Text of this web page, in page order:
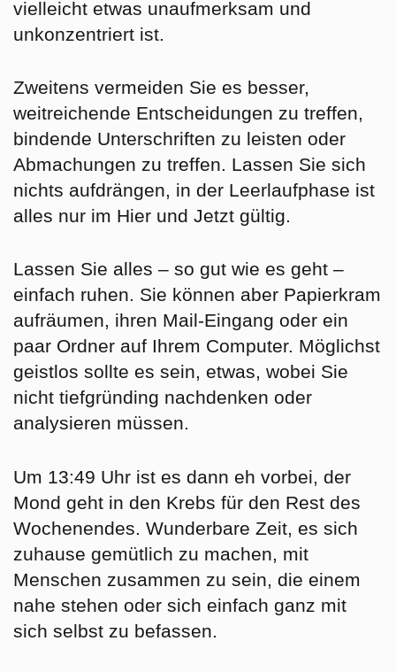
vielleicht etwas unaufmerksam und
unkonzentriert ist.
Zweitens vermeiden Sie es besser,
weitreichende Entscheidungen zu treffen,
bindende Unterschriften zu leisten oder
Abmachungen zu treffen. Lassen Sie sich
nichts aufdrängen, in der Leerlaufphase ist
alles nur im Hier und Jetzt gültig.
Lassen Sie alles – so gut wie es geht –
einfach ruhen. Sie können aber Papierkram
aufräumen, ihren Mail-Eingang oder ein
paar Ordner auf Ihrem Computer. Möglichst
geistlos sollte es sein, etwas, wobei Sie
nicht tiefgründing nachdenken oder
analysieren müssen.
Um 13:49 Uhr ist es dann eh vorbei, der
Mond geht in den Krebs für den Rest des
Wochenendes. Wunderbare Zeit, es sich
zuhause gemütlich zu machen, mit
Menschen zusammen zu sein, die einem
nahe stehen oder sich einfach ganz mit
sich selbst zu befassen.